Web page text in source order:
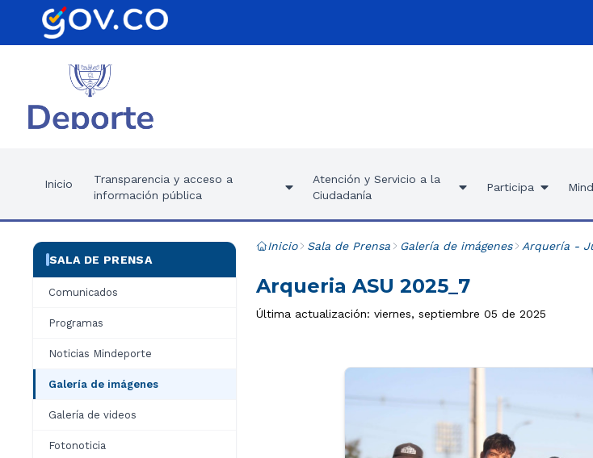
Inicio
Transparencia y acceso a
información pública
Atención y Servicio a la
Ciudadanía
Participa
SALA DE PRENSA
Comunicados
Programas
Noticias Mindeporte
Galería de imágenes
Galería de videos
Fotonoticia
Inicio Sala de Prensa Galería de imágenes Arquería -
Arqueria ASU 2025_7
Última actualización: viernes, septiembre 05 de 2025